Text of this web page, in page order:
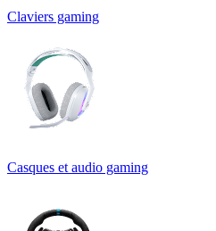
Claviers gaming
Casques et audio gaming